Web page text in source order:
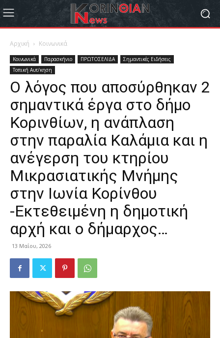
Αρχική Κοινωνικά
Κοινωνικά Παρασκήνιο ΠΡΩΤΟΣΕΛΙΔΑ
Σημαντικές Ειδήσεις
Τοπική Αυτ/κηση
Ο λόγος που αποσύρθηκαν 2
σημαντικά έργα στο δήμο
Κορινθίων, η ανάπλαση
στην παραλία Καλάμια και η
ανέγερση του κτηρίου
Μικρασιατικής Μνήμης
στην Ιωνία Κορίνθου
-Εκτεθειμένη η δημοτική
αρχή και ο δήμαρχος…
13 Μαΐου, 2026